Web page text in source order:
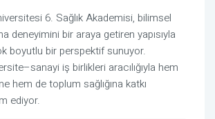
6. Sağlık Akademisi, bilimsel
deneyimini bir araya getiren yapısıyla
boyutlu bir perspektif sunuyor.
iş birlikleri aracılığıyla hem
hem de toplum sağlığına katkı
ediyor.